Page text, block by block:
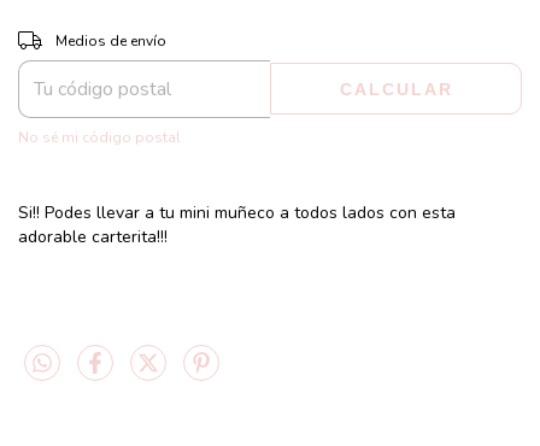
Entregas para el CP:
Medios de envío
CALCULAR
No sé mi código postal
Si!! Podes llevar a tu mini muñeco a todos lados con esta
adorable carterita!!!